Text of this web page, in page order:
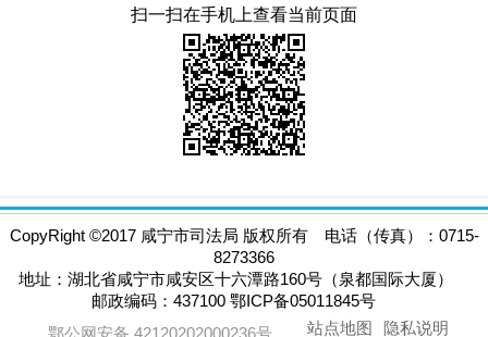
扫一扫在手机上查看当前页面
CopyRight ©2017 咸宁市司法局 版权所有 电话（传真）：0715-
8273366
地址：湖北省咸宁市咸安区十六潭路160号（泉都国际大厦）
邮政编码：437100 鄂ICP备05011845号
鄂公网安备 42120202000236号
站点地图 隐私说明